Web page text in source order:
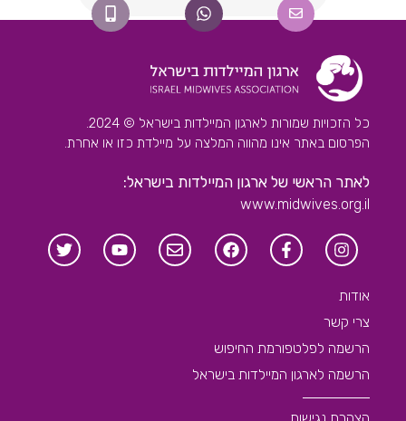
כל הזכויות שמורות לארגון המיילדות בישראל © 2024.
הפרסום באתר אינו מהווה המלצה על מיילדת כזו או אחרת.
לאתר הראשי של ארגון המיילדות בישראל:
www.midwives.org.il
אודות
צרי קשר
הרשמה לפלטפורמת החיפוש
הרשמה לארגון המיילדות בישראל